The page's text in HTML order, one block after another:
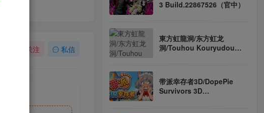
关注 私信
3 Build.22867526（官中）
東方虹龍洞/东方虹龙
洞/Touhou Kouryudou
带派幸存者3D/DopePie
Survivors 3D